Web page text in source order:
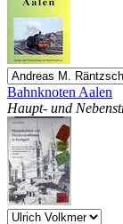
Bahnknoten Aalen
Haupt- und